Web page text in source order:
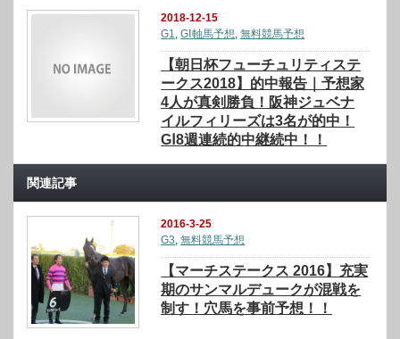
2018-12-15
G1
,GⅠ軸馬予想 ,無料競馬予想
【朝日杯フューチュリティステ
ークス2018】的中報告｜予想家
4人が真剣勝負！阪神ジュベナ
イルフィリーズは3名が的中！
GⅠ8週連続的中継続中！！
関連記事
2016-3-25
G3 ,無料競馬予想
【マーチステークス 2016】充実
期のサンマルデュークが混戦を
制す！穴馬を事前予想！！